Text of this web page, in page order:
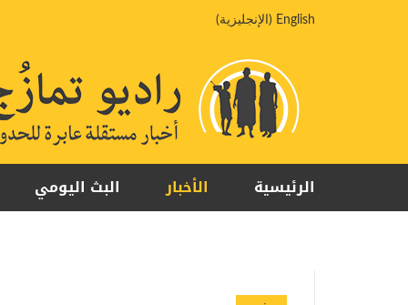
English
( الإنجليزية)
الرئيسية الأخبار البث اليومي